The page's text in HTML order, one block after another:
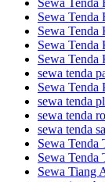
Sewa Tenda
Sewa Tenda
Sewa Tenda
Sewa Tenda
sewa tenda
Sewa Tenda
sewa tenda
sewa tenda
sewa tenda
Sewa Tenda
Sewa Tenda
Sewa Tiang